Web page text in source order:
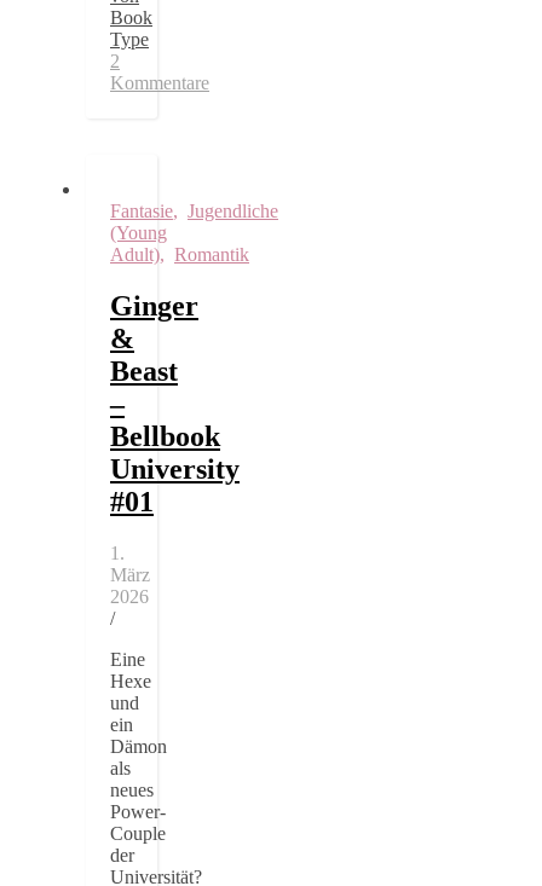
Book
Type
2
Kommentare
Fantasie, Jugendliche
(Young
Adult), Romantik
Ginger
&
Beast
–
Bellbook
University
#01
1.
März
2026
/
Eine
Hexe
und
ein
Dämon
als
neues
Power-
Couple
der
Universität?